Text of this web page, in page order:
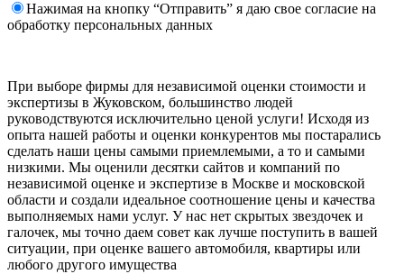
Нажимая на кнопку “Отправить” я даю свое согласие на
обработку персональных данных
При выборе фирмы для независимой оценки стоимости и
экспертизы в Жуковском, большинство людей
руководствуются исключительно ценой услуги! Исходя из
опыта нашей работы и оценки конкурентов мы постарались
сделать наши цены самыми приемлемыми, а то и самыми
низкими. Мы оценили десятки сайтов и компаний по
независимой оценке и экспертизе в Москве и московской
области и создали идеальное соотношение цены и качества
выполняемых нами услуг. У нас нет скрытых звездочек и
галочек, мы точно даем совет как лучше поступить в вашей
ситуации, при оценке вашего автомобиля, квартиры или
любого другого имущества